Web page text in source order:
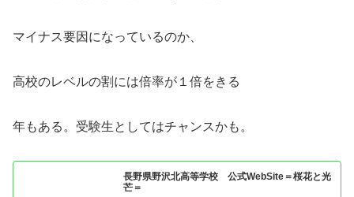
マイナス要因になっているのか、
高校のレベルの割には倍率が１倍をきる
年もある。受験生としてはチャンスかも。
長野県野沢北高等学校 公式WebSite＝桜花と光
芒＝